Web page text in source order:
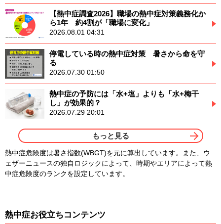
【熱中症調査2026】職場の熱中症対策義務化か
ら1年 約4割が「職場に変化」
2026.08.01 04:31
停電している時の熱中症対策 暑さから命を守
る
2026.07.30 01:50
熱中症の予防には「水+塩」よりも「水+梅干
し」が効果的？
2026.07.29 20:01
もっと見る
熱中症危険度は暑さ指数(WBGT)を元に算出しています。また、ウ
ェザーニュースの独自ロジックによって、時期やエリアによって熱
中症危険度のランクを設定しています。
熱中症お役立ちコンテンツ